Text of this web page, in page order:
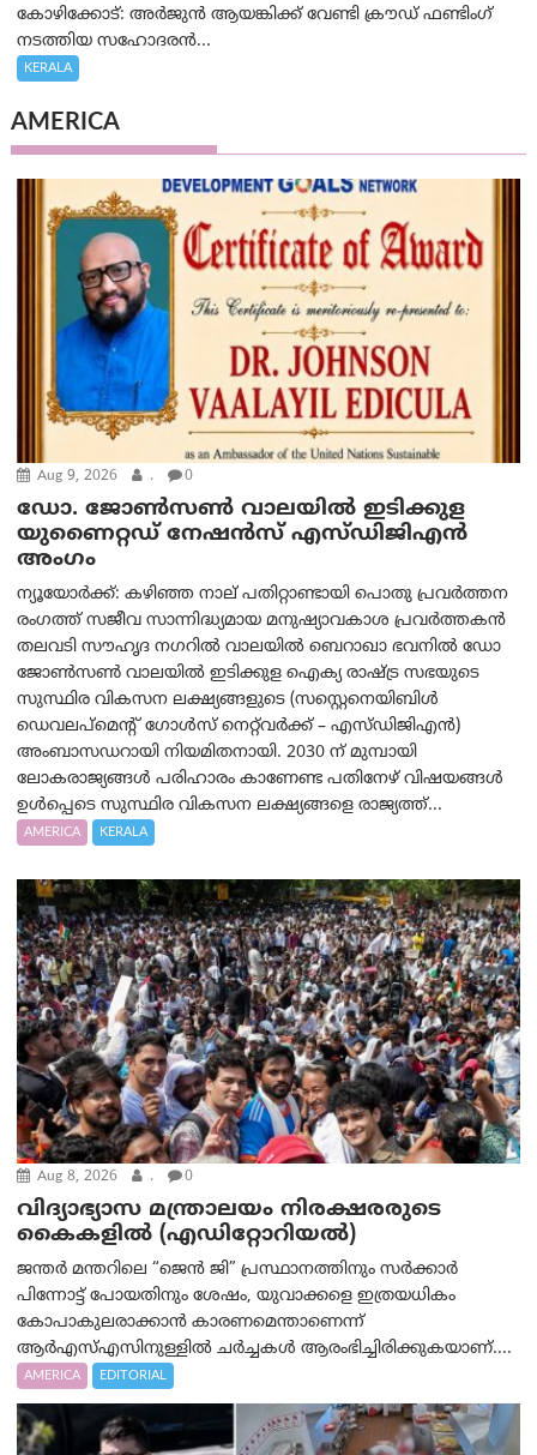
കോഴിക്കോട്: അർജുൻ ആയങ്കിക്ക് വേണ്ടി ക്രൗഡ് ഫണ്ടിംഗ്
നടത്തിയ സഹോദരന്‍...
KERALA
AMERICA
Aug 9, 2026 . 0
ഡോ. ജോൺസൺ വാലയിൽ ഇടിക്കുള
യുണൈറ്റഡ് നേഷൻസ് എസ്ഡിജിഎൻ
അംഗം
ന്യൂയോര്‍ക്ക്: കഴിഞ്ഞ നാല് പതിറ്റാണ്ടായി പൊതു പ്രവർത്തന
രംഗത്ത് സജീവ സാന്നിദ്ധ്യമായ മനുഷ്യാവകാശ പ്രവർത്തകൻ
തലവടി സൗഹൃദ നഗറിൽ വാലയിൽ ബെറാഖാ ഭവനിൽ ഡോ
ജോൺസൺ വാലയിൽ ഇടിക്കുള ഐക്യ രാഷ്ട്ര സഭയുടെ
സുസ്ഥിര വികസന ലക്ഷ്യങ്ങളുടെ (സസ്റ്റെനെയിബിൾ
ഡെവലപ്‌മെന്റ് ഗോൾസ് നെറ്റ്‌വർക്ക് – എസ്ഡിജിഎൻ)
അംബാസഡറായി നിയമിതനായി. 2030 ന് മുമ്പായി
ലോകരാജ്യങ്ങൾ പരിഹാരം കാണേണ്ട പതിനേഴ് വിഷയങ്ങൾ
ഉൾപ്പെടെ സുസ്ഥിര വികസന ലക്ഷ്യങ്ങളെ രാജ്യത്ത്...
AMERICA KERALA
Aug 8, 2026 . 0
വിദ്യാഭ്യാസ മന്ത്രാലയം നിരക്ഷരരുടെ
കൈകളിൽ (എഡിറ്റോറിയല്‍)
ജന്തർ മന്തറിലെ “ജെൻ ജി” പ്രസ്ഥാനത്തിനും സർക്കാർ
പിന്നോട്ട് പോയതിനും ശേഷം, യുവാക്കളെ ഇത്രയധികം
കോപാകുലരാക്കാൻ കാരണമെന്താണെന്ന്
ആർ‌എസ്‌എസിനുള്ളിൽ ചർച്ചകൾ ആരംഭിച്ചിരിക്കുകയാണ്....
AMERICA EDITORIAL